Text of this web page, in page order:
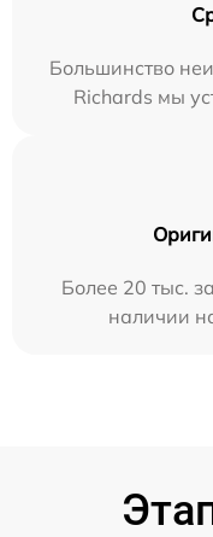
Большинство
Richards мы
Более 20 тыс.
наличии